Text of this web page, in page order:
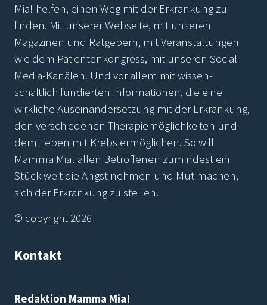
Mia! helfen, einen Weg mit der Erkrankung zu
finden. Mit unserer Webseite, mit unseren
Magazinen und Ratgebern, mit Veranstaltungen
wie dem Patientenkongress, mit unseren Social-
Media-Kanälen. Und vor allem mit wissen-
schaftlich fundierten Informationen, die eine
wirkliche Auseinandersetzung mit der Erkrankung,
den verschiedenen Therapiemöglichkeiten und
dem Leben mit Krebs ermöglichen. So will
Mamma Mia! allen Betroffenen zumindest ein
Stück weit die Angst nehmen und Mut machen,
sich der Erkrankung zu stellen.
© copyright 2026
Kontakt
Redaktion Mamma Mia!